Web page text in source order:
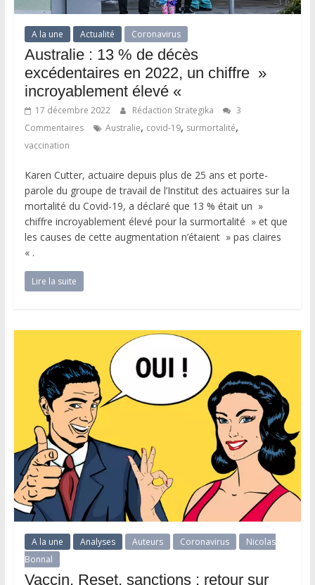
A la une Actualité Coronavirus
Australie : 13 % de décès
excédentaires en 2022, un chiffre »
incroyablement élevé «
17 décembre 2022 Rédaction Strategika
3
Commentaires
Australie, covid-19, surmortalité,
vaccination
Karen Cutter, actuaire depuis plus de 25 ans et porte-
parole du groupe de travail de l’Institut des actuaires sur la
mortalité du Covid-19, a déclaré que 13 % était un »
chiffre incroyablement élevé pour la surmortalité » et que
les causes de cette augmentation n’étaient » pas claires
« .
Lire la suite
A la une Analyses Auteurs Coronavirus
Nicolas
Bonnal
Vaccin, Reset, sanctions : retour sur